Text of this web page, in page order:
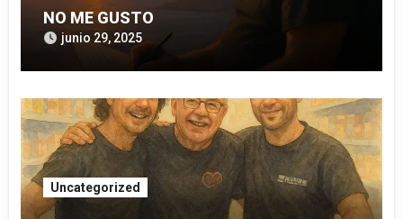
NO ME GUSTO
junio 29, 2025
Uncategorized